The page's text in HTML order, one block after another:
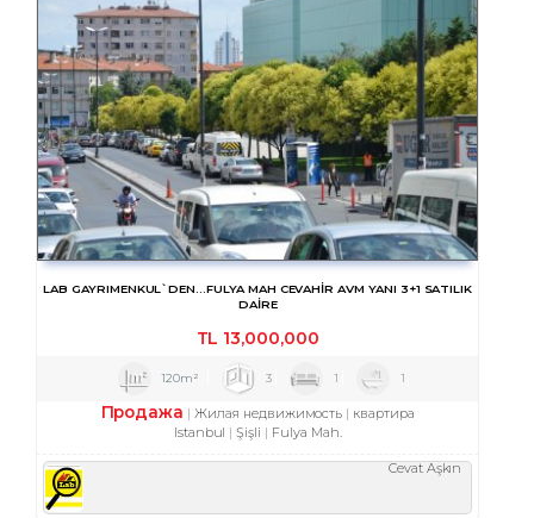
LAB GAYRIMENKUL`DEN...FULYA MAH CEVAHİR AVM YANI 3+1 SATILIK
DAİRE
TL 13,000,000
120m² 3 1 1
Продажа Жилая недвижимость
квартира
Istanbul
Şişli Fulya Mah.
Cevat Aşkın